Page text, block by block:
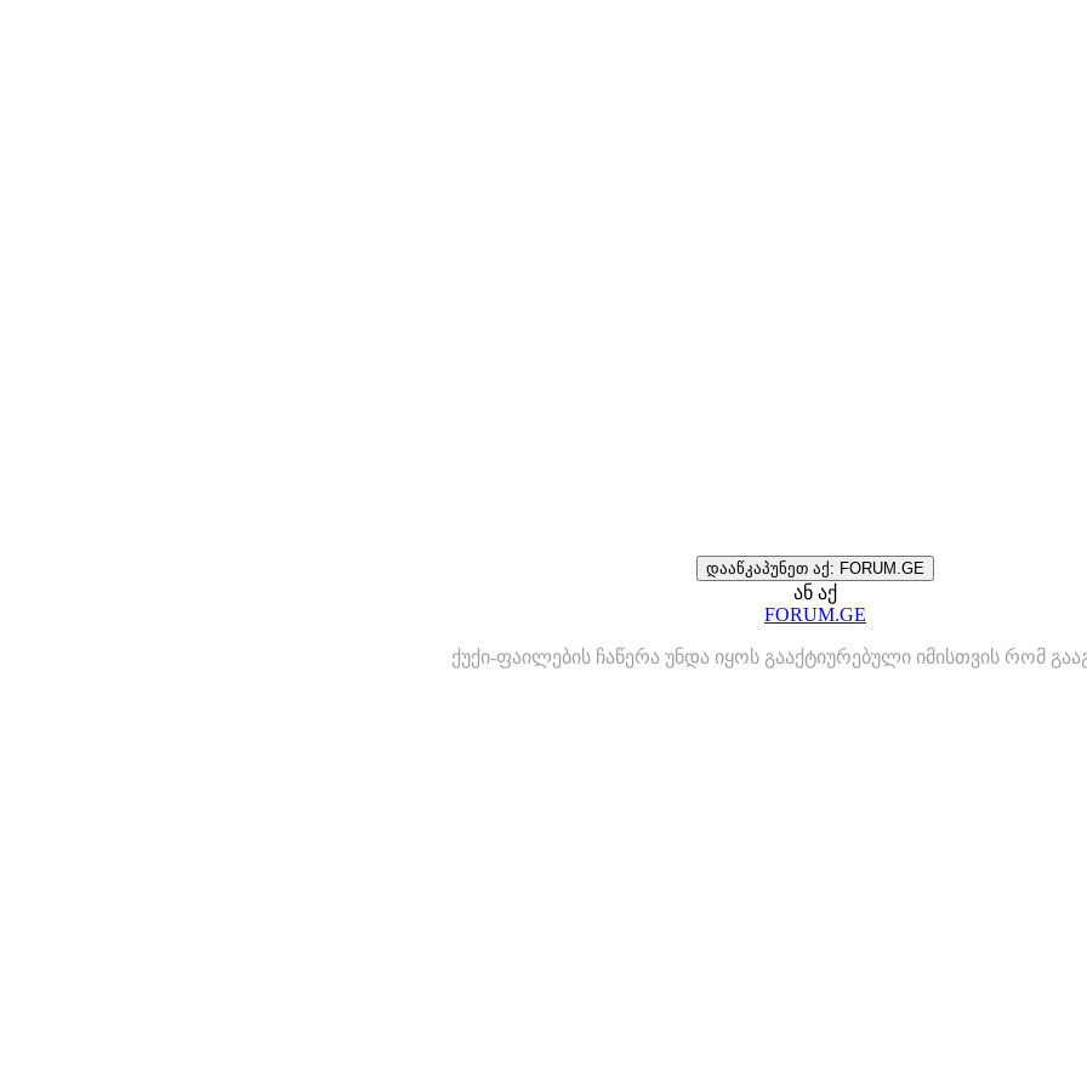
დააწკაპუნეთ აქ: FORUM.GE
ან აქ
FORUM.GE
ქუქი-ფაილების ჩაწერა უნდა იყოს გააქტიურებული იმისთვის რომ